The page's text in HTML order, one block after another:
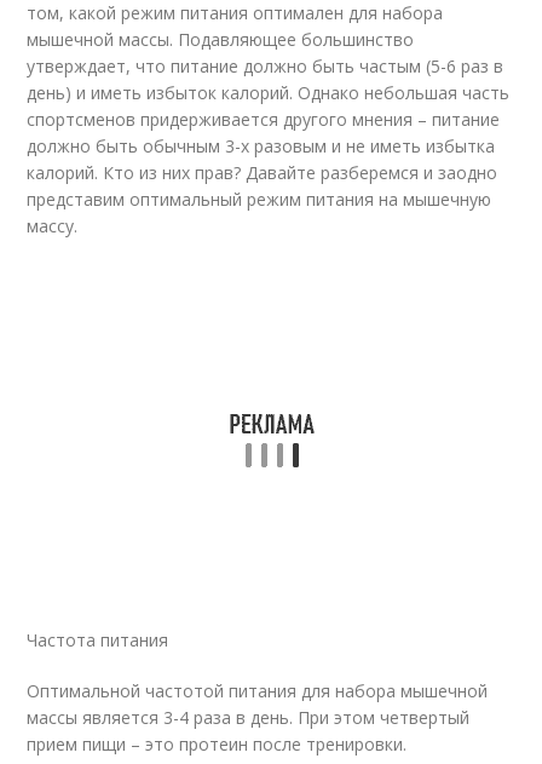
том, какой режим питания оптимален для набора
мышечной массы. Подавляющее большинство
утверждает, что питание должно быть частым (5-6 раз в
день) и иметь избыток калорий. Однако небольшая часть
спортсменов придерживается другого мнения – питание
должно быть обычным 3-х разовым и не иметь избытка
калорий. Кто из них прав? Давайте разберемся и заодно
представим оптимальный режим питания на мышечную
массу.
Частота питания
Оптимальной частотой питания для набора мышечной
массы является 3-4 раза в день. При этом четвертый
прием пищи – это протеин после тренировки.